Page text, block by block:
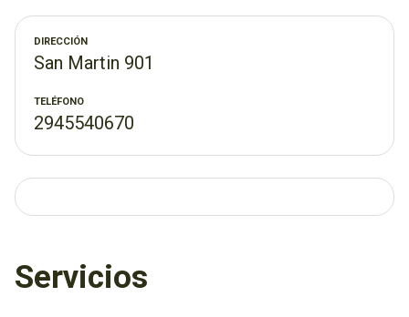
DIRECCIÓN
San Martin 901
TELÉFONO
2945540670
Servicios